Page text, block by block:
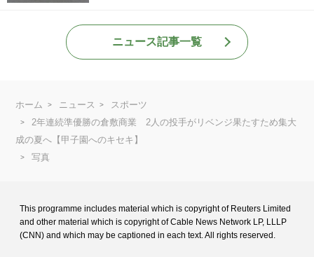
ニュース記事一覧
ホーム ニュース
スポーツ
2年連続準優勝の倉敷商業 2人の投手がリベンジ果たすため集大
成の夏へ【甲子園へのキセキ】
写真
This programme includes material which is copyright of Reuters Limited
and other material which is copyright of Cable News Network LP, LLLP
(CNN) and which may be captioned in each text. All rights reserved.